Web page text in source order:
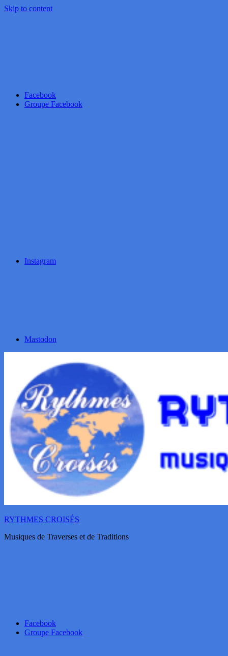
Skip to content
Facebook
Groupe Facebook
Instagram
Mastodon
RYTHMES CROISÉS
Musiques de Traverses et de Traditions
Facebook
Groupe Facebook